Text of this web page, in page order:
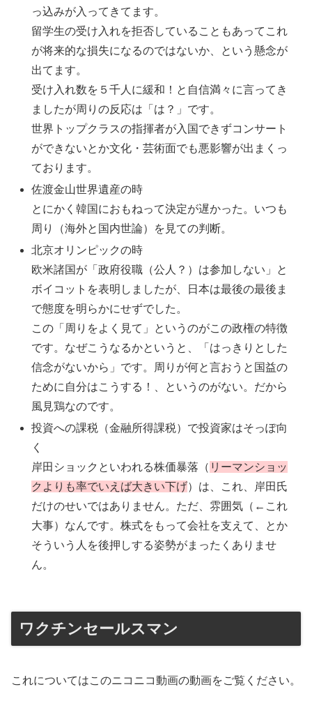
っ込みが入ってきてます。
留学生の受け入れを拒否していることもあってこれ
が将来的な損失になるのではないか、という懸念が
出てます。
受け入れ数を５千人に緩和！と自信満々に言ってき
ましたが周りの反応は「は？」です。
世界トップクラスの指揮者が入国できずコンサート
ができないとか文化・芸術面でも悪影響が出まくっ
ております。
佐渡金山世界遺産の時
とにかく韓国におもねって決定が遅かった。いつも
周り（海外と国内世論）を見ての判断。
北京オリンピックの時
欧米諸国が「政府役職（公人？）は参加しない」と
ボイコットを表明しましたが、日本は最後の最後ま
で態度を明らかにせずでした。
この「周りをよく見て」というのがこの政権の特徴
です。なぜこうなるかというと、「はっきりとした
信念がないから」です。周りが何と言おうと国益の
ために自分はこうする！、というのがない。だから
風見鶏なのです。
投資への課税（金融所得課税）で投資家はそっぽ向
く
岸田ショックといわれる株価暴落（ リーマンショッ
クよりも率でいえば大きい下げ）は、これ、岸田氏
だけのせいではありません。ただ、雰囲気（←これ
大事）なんです。株式をもって会社を支えて、とか
そういう人を後押しする姿勢がまったくありませ
ん。
ワクチンセールスマン
これについてはこのニコニコ動画の動画をご覧ください。